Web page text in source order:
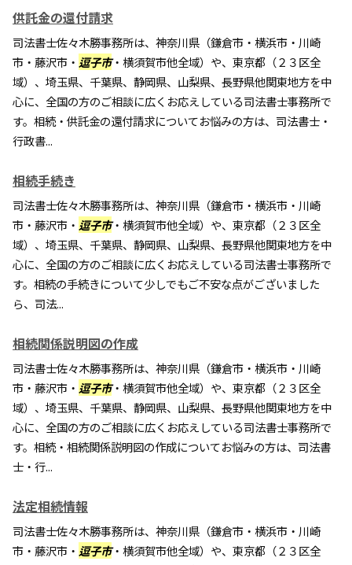
供託金の還付請求
司法書士佐々木勝事務所は、神奈川県（鎌倉市・横浜市・川崎
市・藤沢市・ 逗子市・横須賀市他全域）や、東京都（２３区全
域）、埼玉県、千葉県、静岡県、山梨県、長野県他関東地方を中
心に、全国の方のご相談に広くお応えしている司法書士事務所で
す。相続・供託金の還付請求についてお悩みの方は、司法書士・
行政書...
相続手続き
司法書士佐々木勝事務所は、神奈川県（鎌倉市・横浜市・川崎
市・藤沢市・ 逗子市・横須賀市他全域）や、東京都（２３区全
域）、埼玉県、千葉県、静岡県、山梨県、長野県他関東地方を中
心に、全国の方のご相談に広くお応えしている司法書士事務所で
す。相続の手続きについて少しでもご不安な点がございました
ら、司法...
相続関係説明図の作成
司法書士佐々木勝事務所は、神奈川県（鎌倉市・横浜市・川崎
市・藤沢市・ 逗子市・横須賀市他全域）や、東京都（２３区全
域）、埼玉県、千葉県、静岡県、山梨県、長野県他関東地方を中
心に、全国の方のご相談に広くお応えしている司法書士事務所で
す。相続・相続関係説明図の作成についてお悩みの方は、司法書
士・行...
法定相続情報
司法書士佐々木勝事務所は、神奈川県（鎌倉市・横浜市・川崎
市・藤沢市・ 逗子市・横須賀市他全域）や、東京都（２３区全